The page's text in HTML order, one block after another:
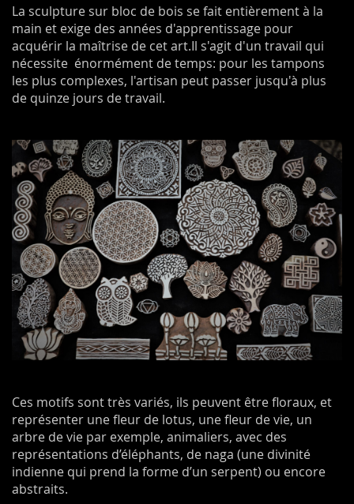
La sculpture sur bloc de bois se fait entièrement à la
main et exige des années d'apprentissage pour
acquérir la maîtrise de cet art.Il s'agit d'un travail qui
nécessite énormément de temps: pour les tampons
les plus complexes, l'artisan peut passer jusqu'à plus
de quinze jours de travail.
Ces motifs sont très variés, ils peuvent être floraux, et
représenter une fleur de lotus, une fleur de vie, un
arbre de vie par exemple, animaliers, avec des
représentations d’éléphants, de naga (une divinité
indienne qui prend la forme d’un serpent) ou encore
abstraits.